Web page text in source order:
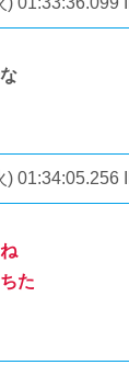
) 01:34:05.256
た